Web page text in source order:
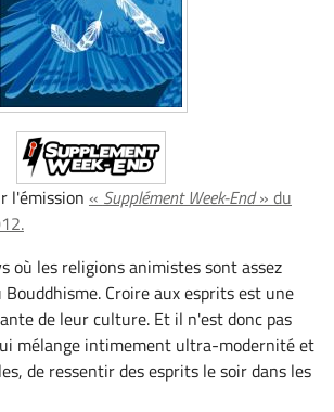
l'émission « Supplément Week-End» du
où les religions animistes sont assez
Croire aux esprits est une
de leur culture. Et il n'est donc pas
mélange intimement ultra-modernité et
de ressentir des esprits le soir dans les